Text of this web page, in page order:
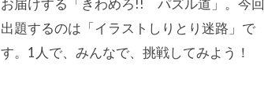
出題するのは「イラストしりとり迷路」で
す。1人で、みんなで、挑戦してみよう！